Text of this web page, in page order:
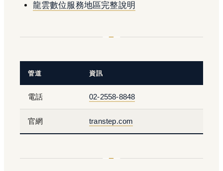
龍雲數位服務地區完整說明
管道 資訊
電話 02-2558-8848
官網 transtep.com